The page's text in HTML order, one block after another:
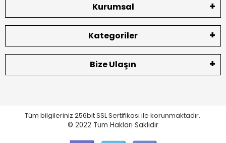
Kurumsal
Kategoriler
Bize Ulaşın
Tüm bilgileriniz 256bit SSL Sertifikası ile korunmaktadır.
© 2022 Tüm Hakları Saklıdır